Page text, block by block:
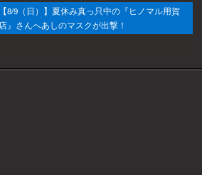
【8/9（日）】夏休み真っ只中の『ヒノマル用賀
店』さんへあしのマスクが出撃！